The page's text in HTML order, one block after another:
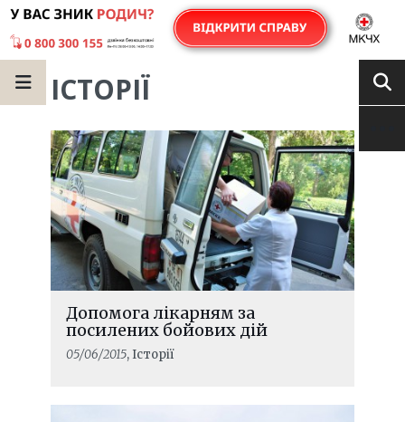
ІСТОРІЇ
Допомога лікарням за
посилених бойових дій
05/06/2015, Історії